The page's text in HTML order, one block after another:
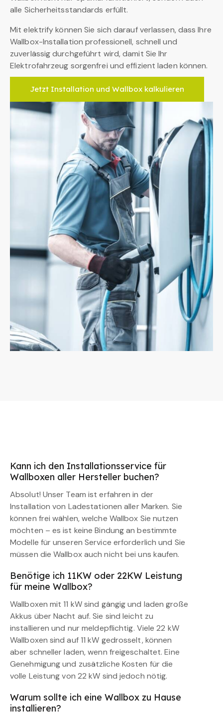
alle Sicherheitsstandards erfüllt.
Mit elektrify können Sie sich darauf verlassen, dass Ihre
Wallbox-Installation professionell, schnell und
zuverlässig durchgeführt wird, damit Sie Ihr
Elektrofahrzeug sorgenfrei und effizient laden können.
Jetzt Installation und Wallbox kalkulieren
Kann ich den Installationsservice für
Wallboxen aller Hersteller buchen?
Absolut! Unser Team ist erfahren in der
Installation von Ladestationen aller Marken. Sie
können frei wählen, welche Wallbox Sie nutzen
möchten – es ist keine Bindung an bestimmte
Modelle für unseren Service erforderlich und Sie
müssen die Wallbox auch nicht bei uns kaufen.
Benötige ich 11KW oder 22KW Leistung
für meine Wallbox?
Wallboxen mit 11 kW sind gängig und laden große
Akkus über Nacht auf. Sie sind leicht zu
installieren und nur meldepflichtig. Viele 22 kW
Wallboxen sind auf 11 kW gedrosselt, können
aber schneller laden, wenn freigeschaltet. Eine
Genehmigung und zusätzliche Kosten für die
volle Leistung von 22 kW sind jedoch nötig.
Warum sollte ich eine Wallbox zu Hause
installieren?